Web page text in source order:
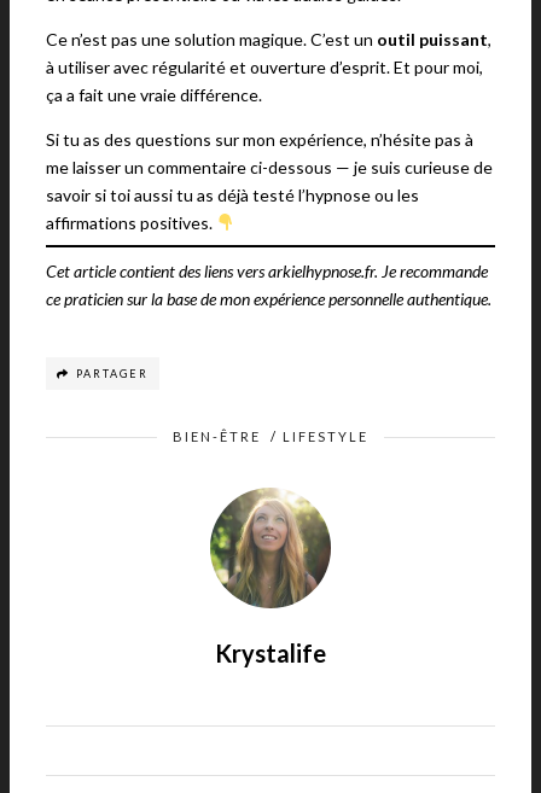
Ce n’est pas une solution magique. C’est un outil puissant,
à utiliser avec régularité et ouverture d’esprit. Et pour moi,
ça a fait une vraie différence.
Si tu as des questions sur mon expérience, n’hésite pas à
me laisser un commentaire ci-dessous — je suis curieuse de
savoir si toi aussi tu as déjà testé l’hypnose ou les
affirmations positives.
Cet article contient des liens vers arkielhypnose.fr. Je recommande
ce praticien sur la base de mon expérience personnelle authentique.
PARTAGER
BIEN-ÊTRE / LIFESTYLE
Krystalife